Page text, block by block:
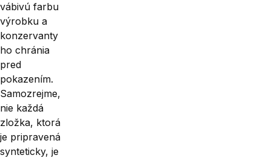
vábivú farbu
výrobku a
konzervanty
ho chránia
pred
pokazením.
Samozrejme,
nie každá
zložka, ktorá
je pripravená
syn­teticky, je